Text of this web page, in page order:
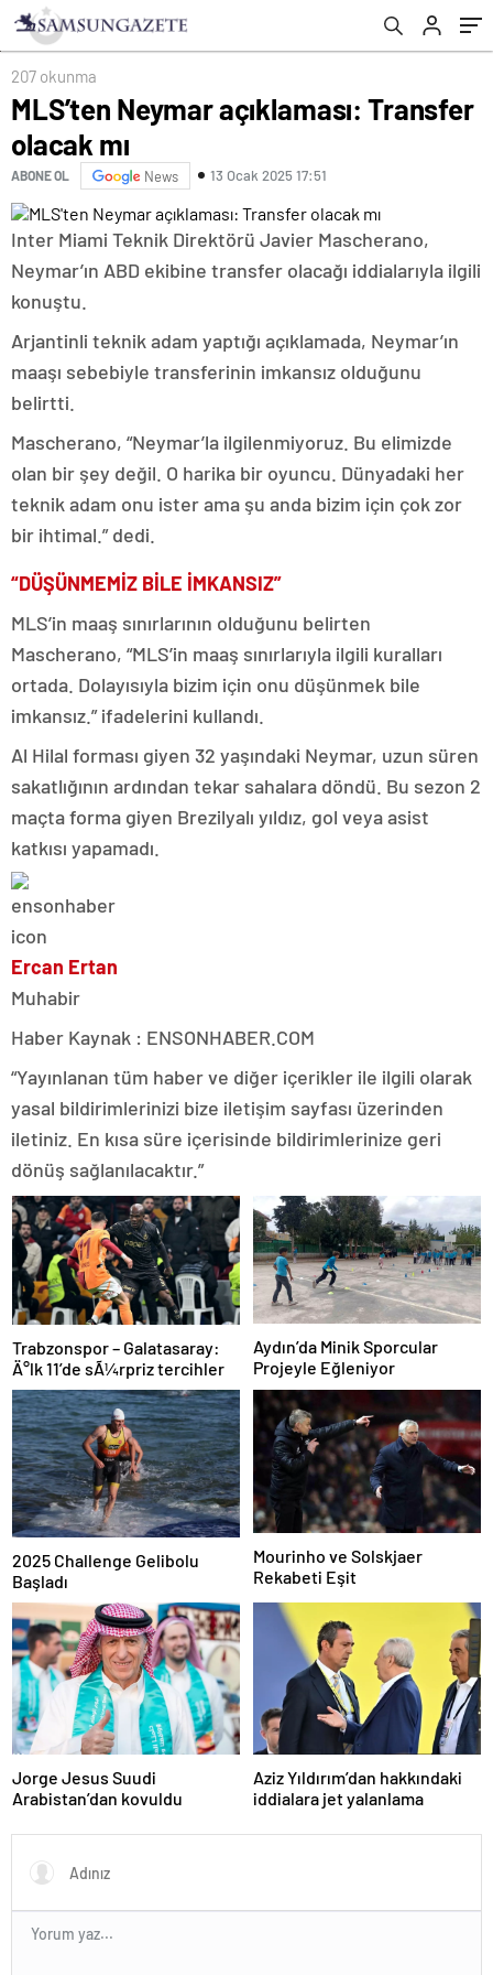
207 okunma
MLS’ten Neymar açıklaması: Transfer
olacak mı
ABONE OL News 13 Ocak 2025 17:51
Inter Miami Teknik Direktörü Javier Mascherano,
Neymar’ın ABD ekibine transfer olacağı iddialarıyla ilgili
konuştu.
Arjantinli teknik adam yaptığı açıklamada, Neymar’ın
maaşı sebebiyle transferinin imkansız olduğunu
belirtti.
Mascherano, “Neymar’la ilgilenmiyoruz. Bu elimizde
olan bir şey değil. O harika bir oyuncu. Dünyadaki her
teknik adam onu ister ama şu anda bizim için çok zor
bir ihtimal.” dedi.
“DÜŞÜNMEMİZ BİLE İMKANSIZ”
MLS’in maaş sınırlarının olduğunu belirten
Mascherano, “MLS’in maaş sınırlarıyla ilgili kuralları
ortada. Dolayısıyla bizim için onu düşünmek bile
imkansız.” ifadelerini kullandı.
Al Hilal forması giyen 32 yaşındaki Neymar, uzun süren
sakatlığının ardından tekar sahalara döndü. Bu sezon 2
maçta forma giyen Brezilyalı yıldız, gol veya asist
katkısı yapamadı.
Ercan Ertan
Muhabir
Haber Kaynak : ENSONHABER.COM
“Yayınlanan tüm haber ve diğer içerikler ile ilgili olarak
yasal bildirimlerinizi bize iletişim sayfası üzerinden
iletiniz. En kısa süre içerisinde bildirimlerinize geri
dönüş sağlanılacaktır.”
Trabzonspor – Galatasaray:
Ä°lk 11’de sÃ¼rpriz tercihler
Aydın’da Minik Sporcular
Projeyle Eğleniyor
2025 Challenge Gelibolu
Başladı
Mourinho ve Solskjaer
Rekabeti Eşit
Jorge Jesus Suudi
Arabistan’dan kovuldu
Aziz Yıldırım’dan hakkındaki
iddialara jet yalanlama